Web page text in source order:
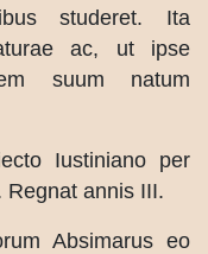
studeret. Ita
ac, ut ipse
suum natum
Iustiniano per
Regnat annis III.
Absimarus eo